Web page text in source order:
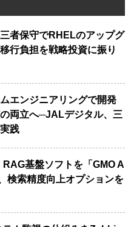
者保守でRHELのアップグ
行負担を戦略投資に振り
エンジニアリングで開発
両立へ─JALデジタル、三
践
RAG基盤ソフトを「GMO A
検索精度向上オプションを